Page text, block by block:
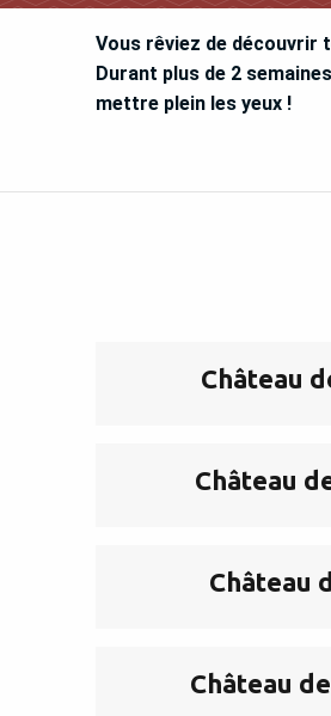
Vous rêviez de découvrir
Durant plus de 2
mettre plein les yeux !
Château
Château
Château
Château